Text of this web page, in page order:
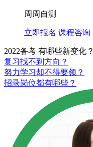
周周自测
立即报名 课程咨询
2022备考 有哪些新变化？
复习找不到方向？
努力学习却不得要领？
招录岗位都有哪些？